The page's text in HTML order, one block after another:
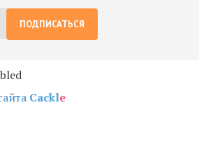
ПОДПИСАТЬСЯ
Cackle